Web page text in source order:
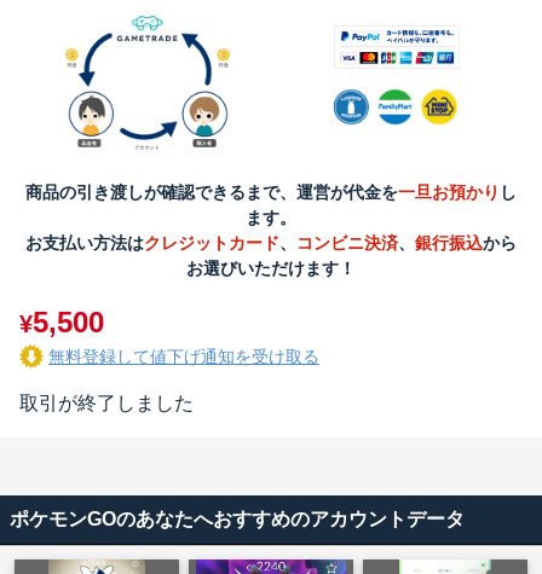
商品の引き渡しが確認できるまで、運営が代金を一旦お預かり し
ます。
お支払い方法はクレジットカード、 コンビニ決済、 銀行振込から
お選びいただけます！
¥5,500
無料登録して値下げ通知を受け取る
取引が終了しました
ポケモンGOのあなたへおすすめのアカウントデータ